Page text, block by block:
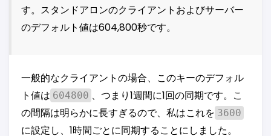
す。スタンドアロンのクライアントおよびサーバー
のデフォルト値は604,800秒です。
一般的なクライアントの場合、このキーのデフォル
ト値は 604800 、つまり1週間に1回の同期です。こ
の間隔は明らかに長すぎるので、私はこれを 3600
に設定し、1時間ごとに同期することにしました。